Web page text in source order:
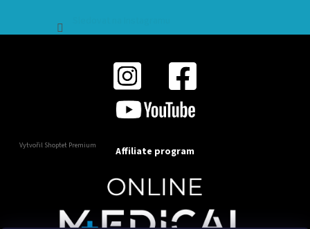
Vytvořil Shoptet Premium Affiliate program